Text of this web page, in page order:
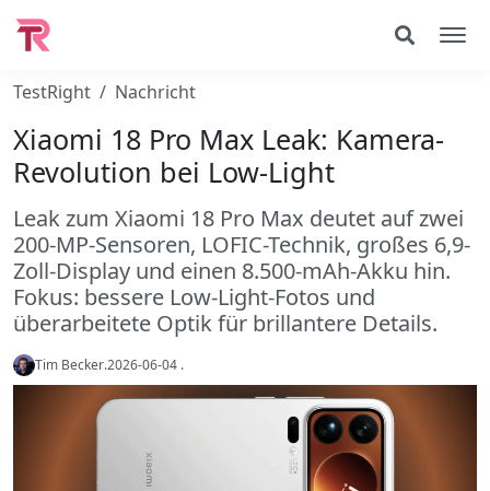
TestRight Nachricht
Xiaomi 18 Pro Max Leak: Kamera-
Revolution bei Low-Light
Leak zum Xiaomi 18 Pro Max deutet auf zwei
200-MP-Sensoren, LOFIC-Technik, großes 6,9-
Zoll-Display und einen 8.500-mAh-Akku hin.
Fokus: bessere Low-Light-Fotos und
überarbeitete Optik für brillantere Details.
Tim Becker.2026-06-04 .